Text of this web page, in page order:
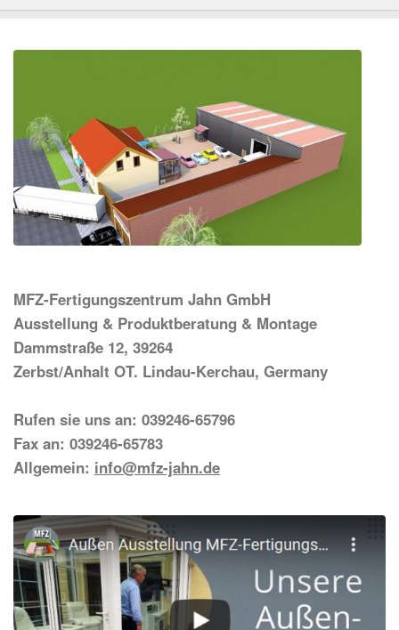
MFZ-Fertigungszentrum Jahn GmbH
Ausstellung & Produktberatung & Montage
Dammstraße 12, 39264
Zerbst/Anhalt OT. Lindau-Kerchau, Germany
Rufen sie uns an: 039246-65796
Fax an: 039246-65783
Allgemein: info@mfz-jahn.de